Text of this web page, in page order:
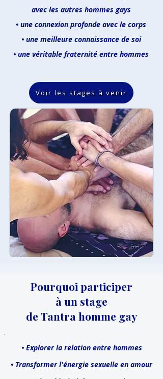
avec les autres hommes gays
• une connexion profonde avec le corps
• une meilleure connaissance de soi
• une véritable fraternité entre hommes
Voir les stages à venir
Pourquoi participer
à un stage
de Tantra homme gay
• Explorer la relation entre hommes
• Transformer l'énergie sexuelle en amour